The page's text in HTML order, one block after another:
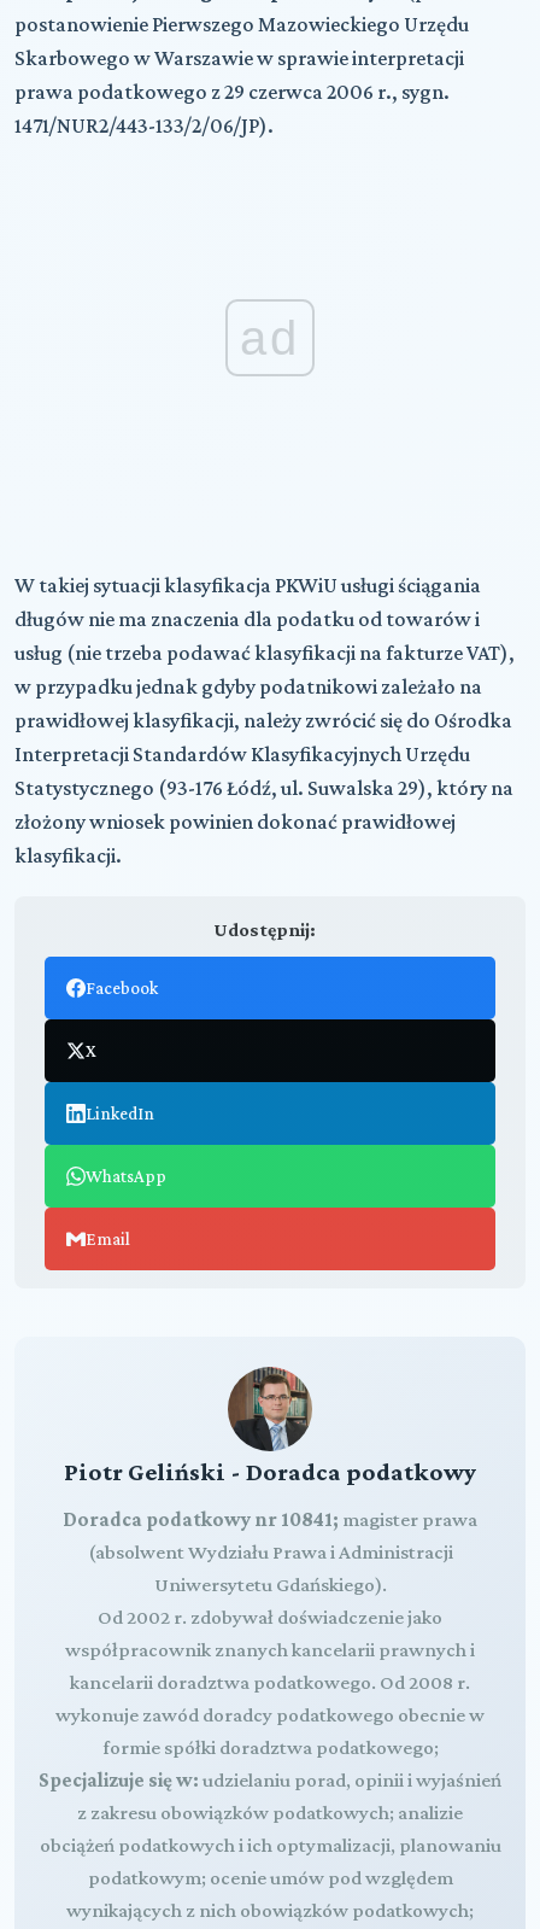
postanowienie Pierwszego Mazowieckiego Urzędu
Skarbowego w Warszawie w sprawie interpretacji
prawa podatkowego z 29 czerwca 2006 r., sygn.
1471/NUR2/443-133/2/06/JP).
ad
W takiej sytuacji klasyfikacja PKWiU usługi ściągania
długów nie ma znaczenia dla podatku od towarów i
usług (nie trzeba podawać klasyfikacji na fakturze VAT),
w przypadku jednak gdyby podatnikowi zależało na
prawidłowej klasyfikacji, należy zwrócić się do Ośrodka
Interpretacji Standardów Klasyfikacyjnych Urzędu
Statystycznego (93-176 Łódź, ul. Suwalska 29), który na
złożony wniosek powinien dokonać prawidłowej
klasyfikacji.
Udostępnij:
Facebook
X
LinkedIn
WhatsApp
Email
Piotr Geliński - Doradca podatkowy
Doradca podatkowy nr 10841; magister prawa
(absolwent Wydziału Prawa i Administracji
Uniwersytetu Gdańskiego).
Od 2002 r. zdobywał doświadczenie jako
współpracownik znanych kancelarii prawnych i
kancelarii doradztwa podatkowego. Od 2008 r.
wykonuje zawód doradcy podatkowego obecnie w
formie spółki doradztwa podatkowego;
Specjalizuje się w: udzielaniu porad, opinii i wyjaśnień
z zakresu obowiązków podatkowych; analizie
obciążeń podatkowych i ich optymalizacji, planowaniu
podatkowym; ocenie umów pod względem
wynikających z nich obowiązków podatkowych;